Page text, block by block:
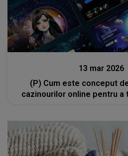
Actualitate
13 mar 2026
(P) Cum este conceput
cazinourilor online pentru a